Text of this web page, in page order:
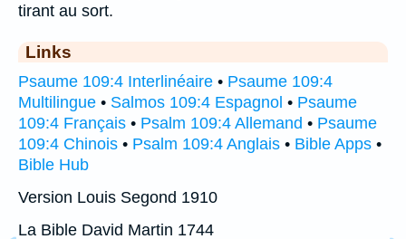
tirant au sort.
Links
Psaume 109:4 Interlinéaire • Psaume 109:4
Multilingue • Salmos 109:4 Espagnol • Psaume
109:4 Français • Psalm 109:4 Allemand • Psaume
109:4 Chinois • Psalm 109:4 Anglais • Bible Apps •
Bible Hub
Version Louis Segond 1910
La Bible David Martin 1744